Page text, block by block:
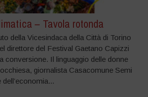
– Tavola rotonda
della Vicesindaca della Città di Torino
direttore del Festival Gaetano Capizzi
conversione. Il linguaggio delle donne
giornalista Casacomune Semi